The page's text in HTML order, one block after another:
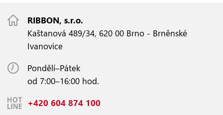
RIBBON, s.r.o.
Kaštanová 489/34, 620 00 Brno - Brněnské
Ivanovice
Pondělí–Pátek
od 7:00–16:00 hod.
+420 604 874 100